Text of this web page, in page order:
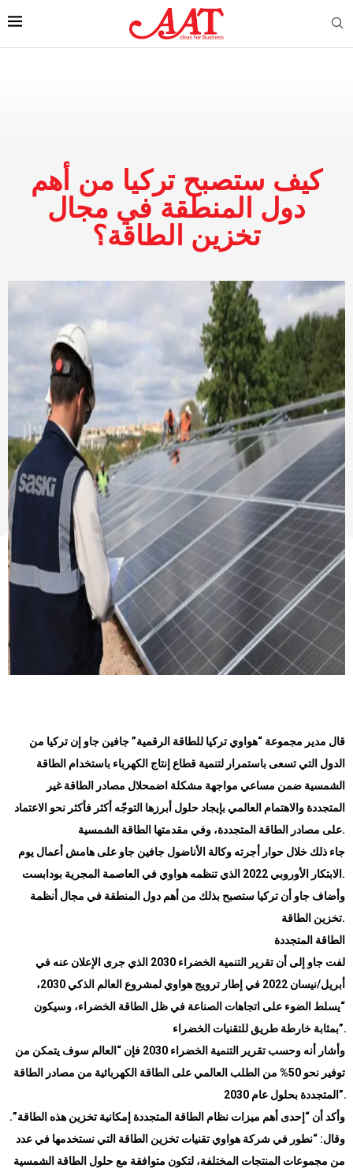
كيف ستصبح تركيا من أهم
دول المنطقة في مجال
تخزين الطاقة؟
قال مدير مجموعة “هواوي تركيا للطاقة الرقمية” جافين جاو إن تركيا من
الدول التي تسعى باستمرار لتنمية قطاع إنتاج الكهرباء باستخدام الطاقة
الشمسية ضمن مساعي مواجهة مشكلة اضمحلال مصادر الطاقة غير
المتجددة والاهتمام العالمي بإيجاد حلول أبرزها التوجّه أكثر فأكثر نحو الاعتماد
على مصادر الطاقة المتجددة، وفي مقدمتها الطاقة الشمسية.
جاء ذلك خلال حوار أجرته وكالة الأناضول جافين جاو على هامش أعمال يوم
الابتكار الأوروبي 2022 الذي تنظمه هواوي في العاصمة المجرية بودابست .
وأضاف جاو أن تركيا ستصبح بذلك من أهم دول المنطقة في مجال أنظمة
تخزين الطاقة.
الطاقة المتجددة
لفت جاو إلى أن تقرير التنمية الخضراء 2030 الذي جرى الإعلان عنه في
أبريل/نيسان 2022 في إطار ترويج هواوي لمشروع العالم الذكي 2030،
“يسلط الضوء على اتجاهات الصناعة في ظل الطاقة الخضراء، وسيكون
بمثابة خارطة طريق للتقنيات الخضراء”.
وأشار أنه وحسب تقرير التنمية الخضراء 2030 فإن “العالم سوف يتمكن من
توفير نحو 50% من الطلب العالمي على الطاقة الكهربائية من مصادر الطاقة
المتجددة بحلول عام 2030 ”.
وأكد أن “إحدى أهم ميزات نظام الطاقة المتجددة إمكانية تخزين هذه الطاقة”.
وقال: “نطور في شركة هواوي تقنيات تخزين الطاقة التي نستخدمها في عدد
من مجموعات المنتجات المختلفة، لتكون متوافقة مع حلول الطاقة الشمسية